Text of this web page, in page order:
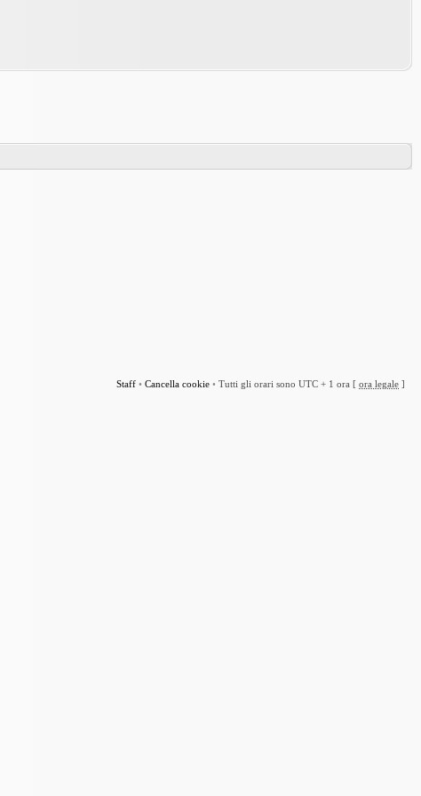
Staff • Cancella cookie • Tutti gli orari sono UTC + 1 ora [ ora legale ]